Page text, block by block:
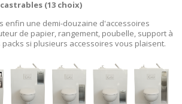
(13 choix)
enfin une demi-douzaine d'accessoires
de papier, rangement, poubelle, support à
packs si plusieurs accessoires vous plaisent.